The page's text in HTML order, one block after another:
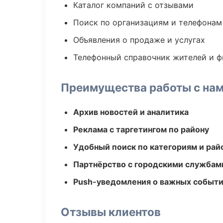
Каталог компаний с отзывами
Поиск по организациям и телефонам
Объявления о продаже и услугах
Телефонный справочник жителей и
Преимущества работы с
Архив новостей и аналитика
Реклама с таргетингом по району
Удобный поиск по категориям и
Партнёрство с городскими
Push-уведомления о важных
Отзывы клиентов